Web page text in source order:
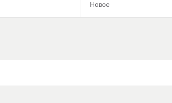
Новое